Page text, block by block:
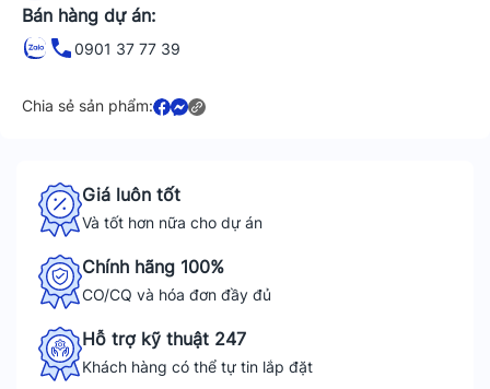
Bán hàng dự án:
0901 37 77 39
Chia sẻ sản phẩm:
Giá luôn tốt
Và tốt hơn nữa cho dự án
Chính hãng 100%
CO/CQ và hóa đơn đầy đủ
Hỗ trợ kỹ thuật 247
Khách hàng có thể tự tin lắp đặt